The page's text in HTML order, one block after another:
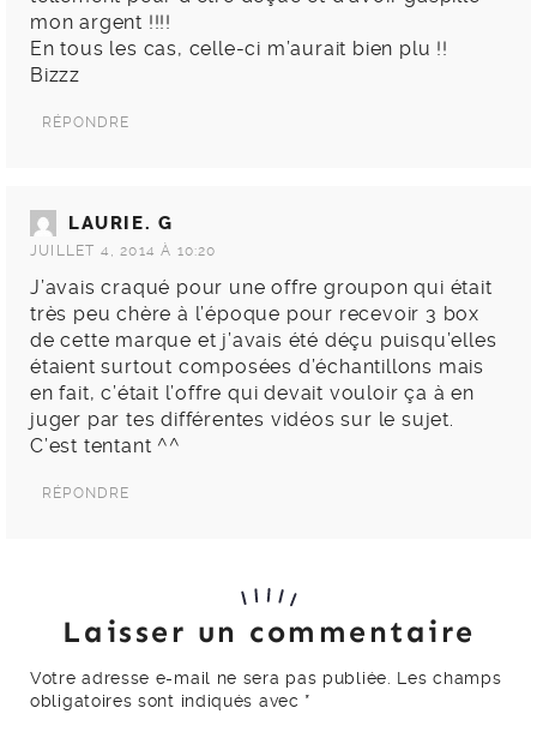
mon argent !!!!
En tous les cas, celle-ci m’aurait bien plu !!
Bizzz
RÉPONDRE
LAURIE. G
JUILLET 4, 2014 À 10:20
J’avais craqué pour une offre groupon qui était
très peu chère à l’époque pour recevoir 3 box
de cette marque et j’avais été déçu puisqu’elles
étaient surtout composées d’échantillons mais
en fait, c’était l’offre qui devait vouloir ça à en
juger par tes différentes vidéos sur le sujet.
C’est tentant ^^
RÉPONDRE
Laisser un commentaire
Votre adresse e-mail ne sera pas publiée. Les champs
obligatoires sont indiqués avec *